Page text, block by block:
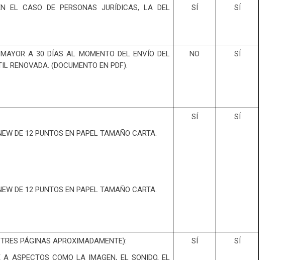
EL CASO DE PERSONAS JURÍDICAS, LA DEL
SÍ SÍ
A 30 DÍAS AL MOMENTO DEL ENVÍO DEL
RENOVADA. (DOCUMENTO EN PDF).
NO SÍ
DE 12 PUNTOS EN PAPEL TAMAÑO CARTA.
DE 12 PUNTOS EN PAPEL TAMAÑO CARTA.
SÍ SÍ
PÁGINAS APROXIMADAMENTE):
A ASPECTOS COMO LA IMAGEN, EL SONIDO, EL
SÍ SÍ